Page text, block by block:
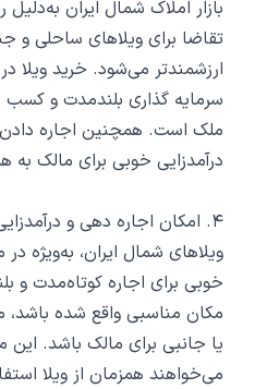
بازار املاک شمال ایران
تقاضا برای ویلاهای ساحلی و
ارزشمندتر می‌شود. خرید ویلا
سرمایه‌ گذاری بلندمدت و
ملک است. همچنین اجاره دادن
درآمدزایی خوبی برای مالک به
۴. امکان اجاره‌ دهی و درآمدزایی
ویلاهای شمال ایران، به‌ویژه در
خوبی برای اجاره کوتاه‌مدت و
مکان مناسبی واقع شده باشد،
یا جانبی برای مالک باشد. این
می‌خواهند همزمان از ویلا